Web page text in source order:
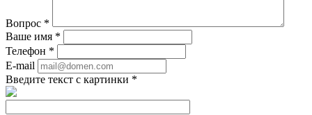
Вопрос *
Ваше имя *
Телефон *
E-mail
Введите текст с картинки *